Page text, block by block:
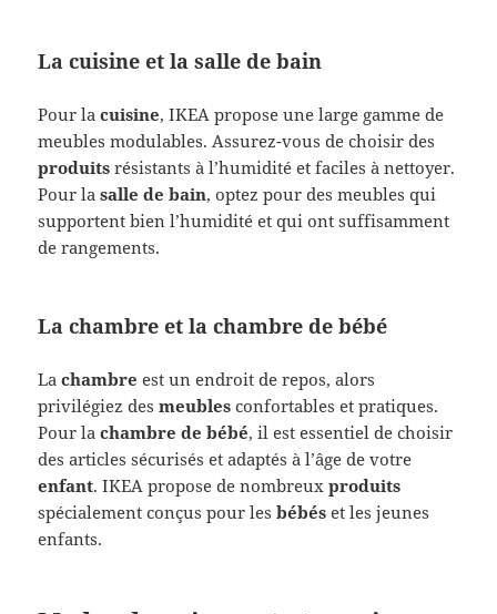
La cuisine et la salle de bain
Pour lacuisine, IKEA propose une large gamme de
meubles modulables. Assurez-vous de choisir des
produits résistants à l’humidité et faciles à nettoyer.
Pour lasalle de bain, optez pour des meubles qui
supportent bien l’humidité et qui ont suffisamment
de rangements.
La chambre et la chambre de bébé
Lachambre est un endroit de repos, alors
privilégiez desmeubles confortables et pratiques.
Pour lachambre de bébé, il est essentiel de choisir
des articles sécurisés et adaptés à l’âge de votre
enfant. IKEA propose de nombreuxproduits
spécialement conçus pour lesbébés et les jeunes
enfants.